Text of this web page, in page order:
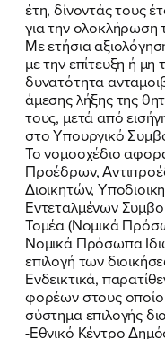
ΕΡΓΟ
ΝΕΑ
ΕΛΑ ΚΙ
FB IN TW
έτη, δίνοντάς τους
για την ολοκλήρωση
Με ετήσια
με την επίτευξη ή
δυνατότητα
άμεσης λήξης της
τους, μετά από
στο Υπουργικό
Το νομοσχέδιο
Προέδρων,
Διοικητών,
Εντεταλμένων
Τομέα (Νομικά
Νομικά Πρόσωπα
επιλογή των
Ενδεικτικά,
φορέων στους
σύστημα επιλογής
-Εθνικό Κέντρο